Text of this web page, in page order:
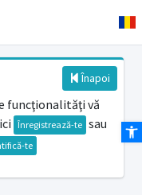
Înapoi
funcţionalităţi vă
Înregistrează-te sau
te